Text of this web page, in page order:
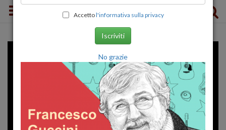
Toggle navigation
Accettol'informativa sulla privacy
Iscriviti
No grazie